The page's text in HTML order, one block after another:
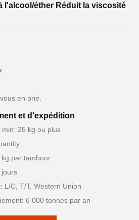
l'alcool/éther Réduit la viscosité
en prie.
et d'expédition
25 kg ou plus
par tambour
jours
L/C, T/T, Western Union
6 000 tonnes par an